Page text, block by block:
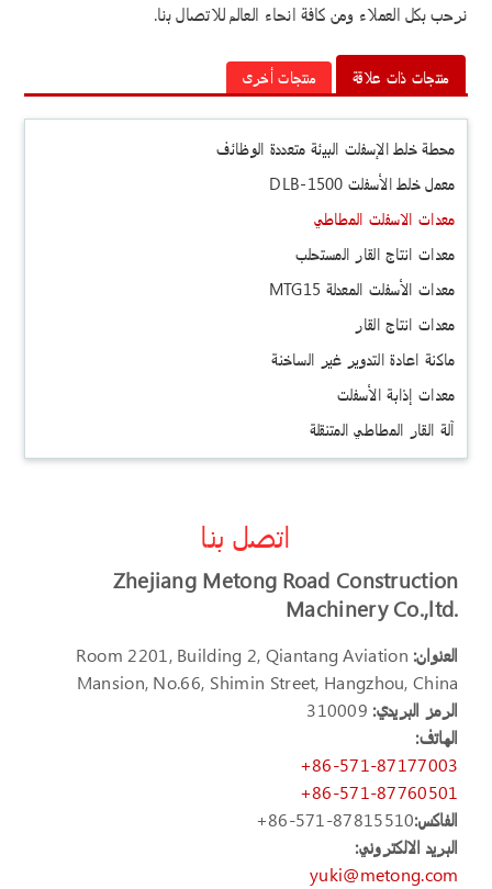
نرحب بكل العملاء ومن كافة انحاء العالم للاتصال بنا.
منتجات ذات علاقة منتجات أخرى
محطة خلط الإسفلت البيئة متعددة الوظائف
معمل خلط الأسفلت DLB-1500
معدات الاسفلت المطاطي
معدات انتاج القار المستحلب
معدات الأسفلت المعدلة MTG15
معدات انتاج القار
ماكنة اعادة التدوير غير الساخنة
معدات إذابة الأسفلت
آلة القار المطاطي المتنقلة
اتصل بنا
Zhejiang Metong Road Construction
Machinery Co.,ltd.
العنوان: Room 2201, Building 2, Qiantang Aviation
Mansion, No.66, Shimin Street, Hangzhou, China
الرمز البريدي:
الهاتف:
+86-571-87177003
+86-571-87760501
الفاكس:+86-571-87815510
البريد الالكتروني:
yuki@metong.com